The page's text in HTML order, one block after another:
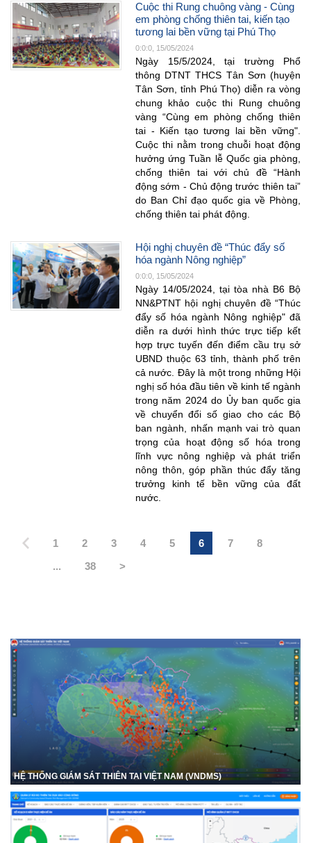
Cuộc thi Rung chuông vàng - Cùng
em phòng chống thiên tai, kiến tạo
tương lai bền vững tại Phú Thọ
0:0:0, 15/05/2024
Ngày 15/5/2024, tại trường Phổ
thông DTNT THCS Tân Sơn (huyện
Tân Sơn, tỉnh Phú Thọ) diễn ra vòng
chung khảo cuộc thi Rung chuông
vàng “Cùng em phòng chống thiên
tai - Kiến tạo tương lai bền vững".
Cuộc thi nằm trong chuỗi hoạt động
hưởng ứng Tuần lễ Quốc gia phòng,
chống thiên tai với chủ đề “Hành
động sớm - Chủ động trước thiên tai”
do Ban Chỉ đạo quốc gia về Phòng,
chống thiên tai phát động.
Hội nghị chuyên đề “Thúc đẩy số
hóa ngành Nông nghiệp”
0:0:0, 15/05/2024
Ngày 14/05/2024, tại tòa nhà B6 Bộ
NN&PTNT hội nghị chuyên đề “Thúc
đẩy số hóa ngành Nông nghiệp" đã
diễn ra dưới hình thức trực tiếp kết
hợp trực tuyến đến điểm cầu trụ sở
UBND thuộc 63 tỉnh, thành phố trên
cả nước. Đây là một trong những Hội
nghị số hóa đầu tiên về kinh tế ngành
trong năm 2024 do Ủy ban quốc gia
về chuyển đổi số giao cho các Bộ
ban ngành, nhấn mạnh vai trò quan
trọng của hoạt động số hóa trong
lĩnh vực nông nghiệp và phát triển
nông thôn, góp phần thúc đẩy tăng
trưởng kinh tế bền vững của đất
nước.
1 2 3 4 5 6 7
8
...
38 >
HỆ THỐNG GIÁM SÁT THIÊN TAI VIỆT NAM (VNDMS)